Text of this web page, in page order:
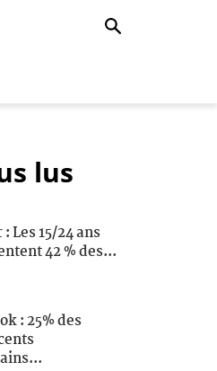
lus
Les 15/24 ans
42 % des...
: 25% des